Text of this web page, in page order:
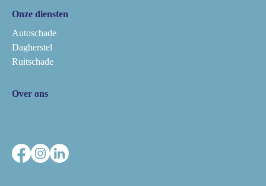
Onze diensten
Autoschade
Dagherstel
Ruitschade
Over ons